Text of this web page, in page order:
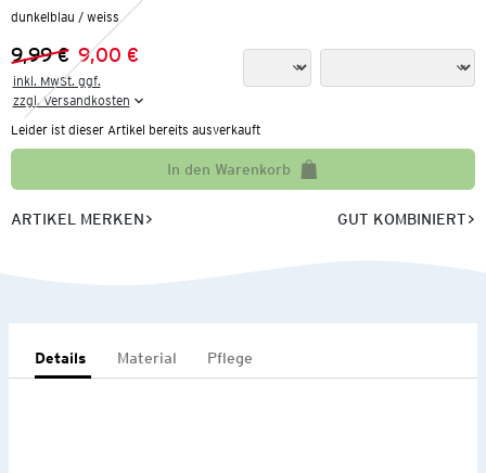
dunkelblau / weiss
Vorheriger Preis:
9,99 €
Neuer Preis:
9,00 €
inkl. MwSt. ggf.
zzgl. Versandkosten
Leider ist dieser Artikel bereits ausverkauft
In den Warenkorb
ARTIKEL MERKEN GUT KOMBINIERT
Details Material Pflege